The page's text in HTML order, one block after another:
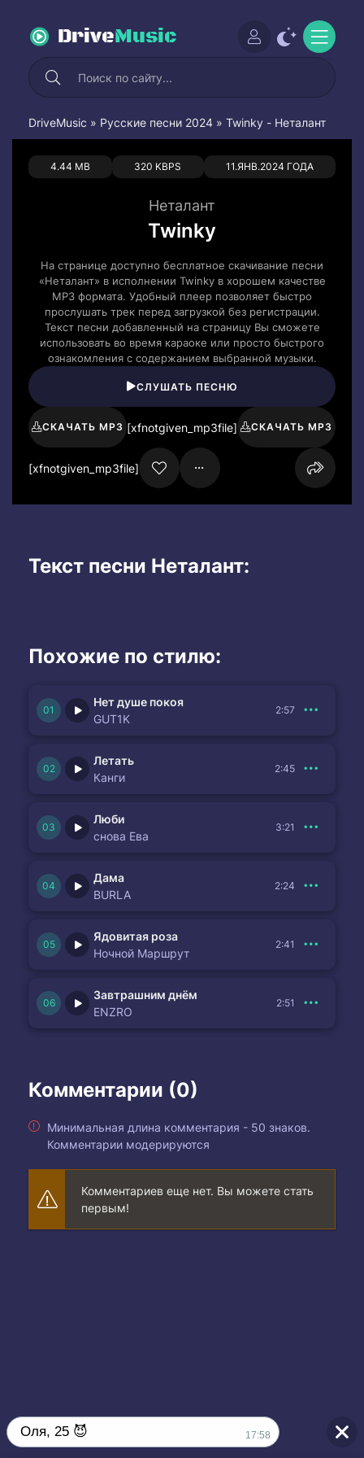
DriveMusic
DriveMusic » Русские песни 2024 » Twinky - Неталант
4.44 MB 320 KBPS 11.ЯНВ.2024 ГОДА
0 0
Неталант
Twinky
На странице доступно бесплатное скачивание песни
«Неталант» в исполнении Twinky в хорошем качестве
MP3 формата. Удобный плеер позволяет быстро
прослушать трек перед загрузкой без регистрации.
Текст песни добавленный на страницу Вы сможете
использовать во время караоке или просто быстрого
ознакомления с содержанием выбранной музыки.
СЛУШАТЬ ПЕСНЮ
СКАЧАТЬ MP3 [xfnotgiven_mp3file] СКАЧАТЬ MP3
[xfnotgiven_mp3file]
Текст песни Неталант:
Похожие по стилю:
Нет душе покоя
GUT1K
2:57
Летать
Канги
2:45
Люби
снова Ева
3:21
Дама
BURLA
2:24
Ядовитая роза
Ночной Маршрут
2:41
Завтрашним днём
ENZRO
2:51
Комментарии (0)
Минимальная длина комментария - 50 знаков.
Комментарии модерируются
Комментариев еще нет. Вы можете стать
первым!
Оля, 25 😈 17:58